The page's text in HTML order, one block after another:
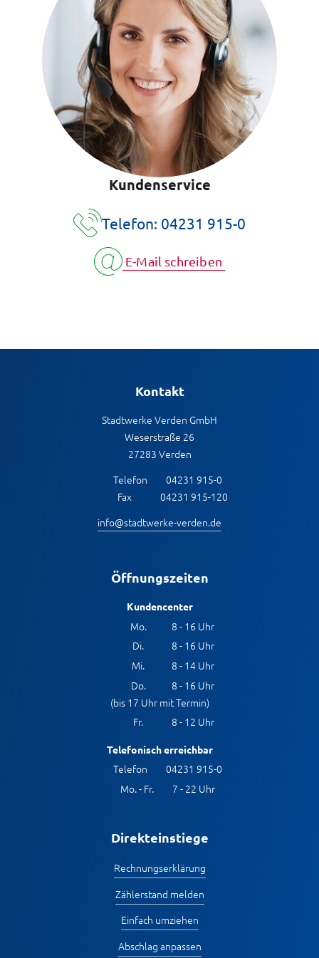
Kundenservice
Telefon: 04231 915-0
E-Mail schreiben
Kontakt
Stadtwerke Verden GmbH
Weserstraße 26
27283 Verden
Telefon
04231 915-0
Fax
04231 915-120
info@stadtwerke-verden.de
Öffnungszeiten
Kundencenter
Mo.
8 - 16 Uhr
Di.
8 - 16 Uhr
Mi.
8 - 14 Uhr
Do.
8 - 16 Uhr
(bis 17 Uhr mit Termin)
Fr.
8 - 12 Uhr
Telefonisch erreichbar
Telefon
04231 915-0
Mo. - Fr.
7 - 22 Uhr
Direkteinstiege
Rechnungserklärung
Zählerstand melden
Einfach umziehen
Abschlag anpassen